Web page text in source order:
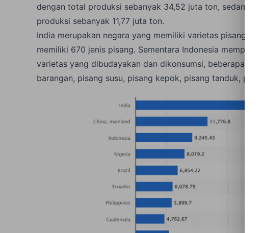
dengan total produksi sebanyak 34,52 juta ton,
produksi sebanyak 11,77 juta ton.
India merupakan negara yang memiliki varietas pisang
memiliki 670 jenis pisang. Sementara Indonesia
varietas yang dibudayakan dan dikonsumsi, beberapa di
barangan, pisang susu, pisang kepok, pisang tanduk,